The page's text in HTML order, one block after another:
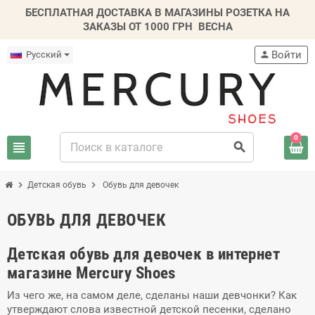
БЕСПЛАТНАЯ ДОСТАВКА В МАГАЗИНЫ РОЗЕТКА НА
ЗАКАЗЫ ОТ 1000 ГРН ВЕСНА
Русский
view_headline search
person Войти
0
chevron_right Детская обувь chevron_right Обувь для девочек
ОБУВЬ ДЛЯ ДЕВОЧЕК
Детская обувь для девочек в интернет
магазине Mercury Shoes
Из чего же, на самом деле, сделаны наши девчонки? Как
утверждают слова известной детской песенки, сделано